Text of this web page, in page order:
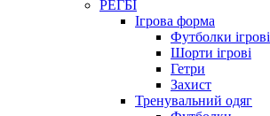
РЕГБІ
Ігрова форма
Футболки ігрові
Шорти ігрові
Гетри
Захист
Тренувальний одяг